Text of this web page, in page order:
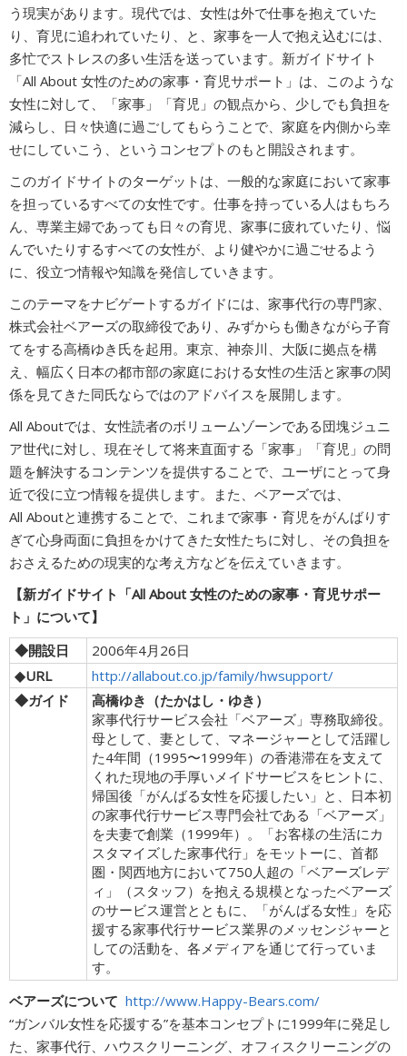
う現実があります。現代では、女性は外で仕事を抱えていた
り、育児に追われていたり、と、家事を一人で抱え込むには、
多忙でストレスの多い生活を送っています。新ガイドサイト
「All About 女性のための家事・育児サポート」は、このような
女性に対して、「家事」「育児」の観点から、少しでも負担を
減らし、日々快適に過ごしてもらうことで、家庭を内側から幸
せにしていこう、というコンセプトのもと開設されます。
このガイドサイトのターゲットは、一般的な家庭において家事
を担っているすべての女性です。仕事を持っている人はもちろ
ん、専業主婦であっても日々の育児、家事に疲れていたり、悩
んでいたりするすべての女性が、より健やかに過ごせるよう
に、役立つ情報や知識を発信していきます。
このテーマをナビゲートするガイドには、家事代行の専門家、
株式会社ベアーズの取締役であり、みずからも働きながら子育
てをする高橋ゆき氏を起用。東京、神奈川、大阪に拠点を構
え、幅広く日本の都市部の家庭における女性の生活と家事の関
係を見てきた同氏ならではのアドバイスを展開します。
All Aboutでは、女性読者のボリュームゾーンである団塊ジュニ
ア世代に対し、現在そして将来直面する「家事」「育児」の問
題を解決するコンテンツを提供することで、ユーザにとって身
近で役に立つ情報を提供します。また、ベアーズでは、
All Aboutと連携することで、これまで家事・育児をがんばりす
ぎて心身両面に負担をかけてきた女性たちに対し、その負担を
おさえるための現実的な考え方などを伝えていきます。
【新ガイドサイト「All About 女性のための家事・育児サポー
ト」について】
◆開設日
2006年4月26日
◆URL
http://allabout.co.jp/family/hwsupport/
◆ガイド
高橋ゆき（たかはし・ゆき）
家事代行サービス会社「ベアーズ」専務取締役。
母として、妻として、マネージャーとして活躍し
た4年間（1995〜1999年）の香港滞在を支えて
くれた現地の手厚いメイドサービスをヒントに、
帰国後「がんばる女性を応援したい」と、日本初
の家事代行サービス専門会社である「ベアーズ」
を夫妻で創業（1999年）。「お客様の生活にカ
スタマイズした家事代行」をモットーに、首都
圏・関西地方において750人超の「ベアーズレデ
ィ」（スタッフ）を抱える規模となったベアーズ
のサービス運営とともに、「がんばる女性」を応
援する家事代行サービス業界のメッセンジャーと
しての活動を、各メディアを通じて行っていま
す。
ベアーズについて http://www.Happy-Bears.com/
“ガンバル女性を応援する”を基本コンセプトに1999年に発足し
た、家事代行、ハウスクリーニング、オフィスクリーニングの